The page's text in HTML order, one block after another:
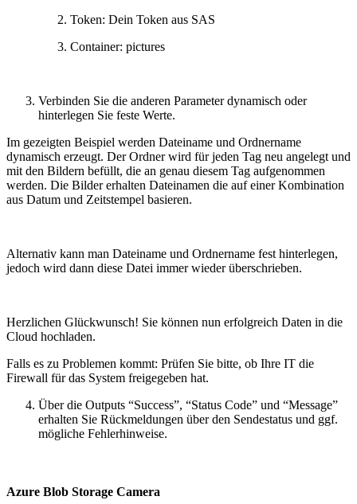
Token: Dein Token aus SAS
Container: pictures
Verbinden Sie die anderen Parameter dynamisch oder
hinterlegen Sie feste Werte.
Im gezeigten Beispiel werden Dateiname und Ordnername
dynamisch erzeugt. Der Ordner wird für jeden Tag neu angelegt und
mit den Bildern befüllt, die an genau diesem Tag aufgenommen
werden. Die Bilder erhalten Dateinamen die auf einer Kombination
aus Datum und Zeitstempel basieren.
Alternativ kann man Dateiname und Ordnername fest hinterlegen,
jedoch wird dann diese Datei immer wieder überschrieben.
Herzlichen Glückwunsch! Sie können nun erfolgreich Daten in die
Cloud hochladen.
Falls es zu Problemen kommt: Prüfen Sie bitte, ob Ihre IT die
Firewall für das System freigegeben hat.
Über die Outputs “Success”, “Status Code” und “Message”
erhalten Sie Rückmeldungen über den Sendestatus und ggf.
mögliche Fehlerhinweise.
Azure Blob Storage Camera